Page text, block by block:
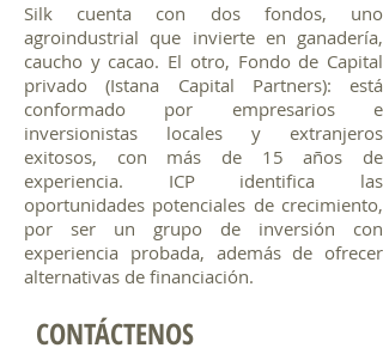
Silk cuenta con dos fondos, uno
agroindustrial que invierte en ganadería,
caucho y cacao. El otro, Fondo de Capital
privado (Istana Capital Partners): está
conformado por empresarios e
inversionistas locales y extranjeros
exitosos, con más de 15 años de
experiencia. ICP identifica las
oportunidades potenciales de crecimiento,
por ser un grupo de inversión con
experiencia probada, además de ofrecer
alternativas de financiación.
CONTÁCTENOS